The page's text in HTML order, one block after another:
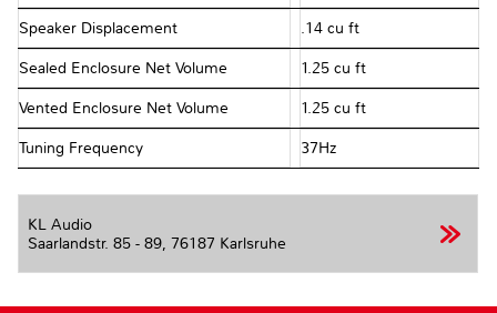
Speaker Displacement .14 cu ft
Sealed Enclosure Net Volume 1.25 cu ft
Vented Enclosure Net Volume 1.25 cu ft
Tuning Frequency 37Hz
KL Audio
Saarlandstr. 85 - 89, 76187 Karlsruhe